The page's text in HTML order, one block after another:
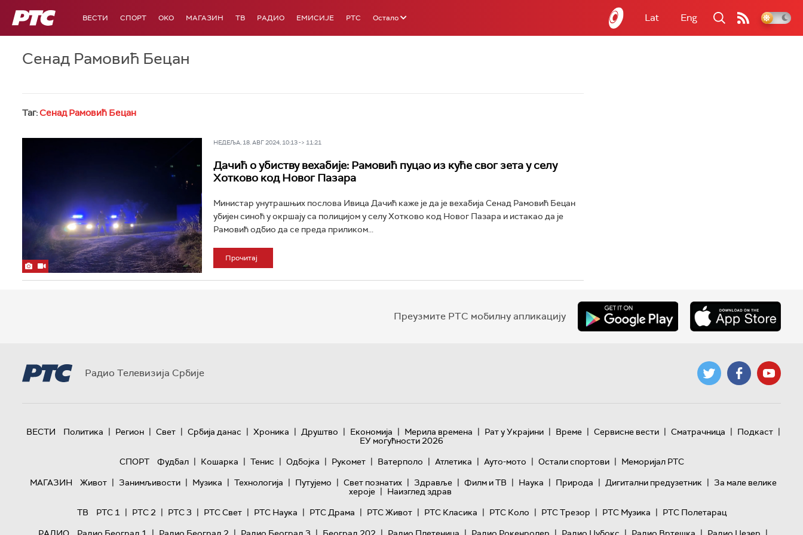
РТС ВЕСТИ СПОРТ OKO МАГАЗИН ТВ РАДИО ЕМИСИЈЕ РТС Остало Lat Eng
Сенад Рамовић Бецан
Таг:Сенад Рамовић Бецан
НЕДЕЉА, 18. АВГ 2024, 10:13 -> 11:21
Дачић о убиству вехабије: Рамовић пуцао из куће свог зета у селу
Хотково код Новог Пазара
Министар унутрашњих послова Ивица Дачић каже је да је вехабија Сенад Рамовић Бецан
убијен синоћ у окршају са полицијом у селу Хотково код Новог Пазара и истакао да је
Рамовић одбио да се преда приликом...
Прочитај
Преузмите РТС мобилну апликацију
Радио Телевизија Србије
ВЕСТИ Политика | Регион | Свет | Србија данас | Хроника | Друштво | Економија | Мерила времена | Рат у Украјини | Време | Сервисне вести | Сматрачница | Подкаст |
ЕУ могућности 2026
СПОРТ
Фудбал | Кошарка | Тенис | Одбојка | Рукомет | Ватерполо | Атлетика | Ауто-мото | Остали спортови | Меморијал РТС
МАГАЗИН
Живот | Занимљивости | Музика | Технологијa | Путујемо | Свет познатих | Здравље | Филм и ТВ | Наука | Природа | Дигитални предузетник | За мале велике
хероје | Наизглед здрав
ТВ
РТС 1 | РТС 2 | РТС 3 | РТС Свет | РТС Наука | РТС Драма | РТС Живот | РТС Класика | РТС Коло | РТС Трезор | РТС Музика | РТС Полетарац